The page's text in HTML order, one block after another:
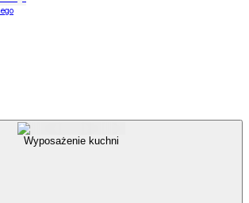
Wyposażenie kuchni